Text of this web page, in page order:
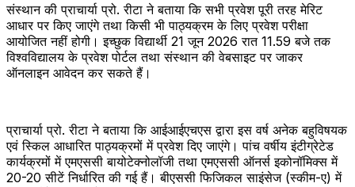
संस्थान की प्राचार्या प्रो. रीटा ने बताया कि सभी प्रवेश पूरी तरह मेरिट
आधार पर किए जाएंगे तथा किसी भी पाठ्यक्रम के लिए प्रवेश परीक्षा
आयोजित नहीं होगी। इच्छुक विद्यार्थी 21 जून 2026 रात 11.59 बजे तक
विश्वविद्यालय के प्रवेश पोर्टल तथा संस्थान की वेबसाइट पर जाकर
ऑनलाइन आवेदन कर सकते हैं।
प्राचार्या प्रो. रीटा ने बताया कि आईआईएचएस द्वारा इस वर्ष अनेक बहुविषयक
एवं स्किल आधारित पाठ्यक्रमों में प्रवेश दिए जाएंगे। पांच वर्षीय इंटीग्रेटेड
कार्यक्रमों में एमएससी बायोटेक्नोलॉजी तथा एमएससी ऑनर्स इकोनॉमिक्स में
20-20 सीटें निर्धारित की गई हैं। बीएससी फिजिकल साइंसेज (स्कीम-ए) में